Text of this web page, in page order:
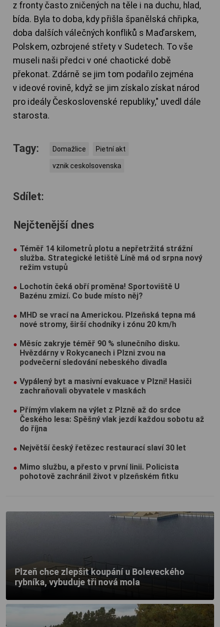
z fronty často zničených na těle i na duchu, hlad,
bída. Byla to doba, kdy přišla španělská chřipka,
doba dalších válečných konfliků s Maďarskem,
Polskem, ozbrojené střety v Sudetech. To vše
museli naši předci v oné chaotické době
překonat. Zdárně se jim tom podařilo zejména
v ideové rovině, když se jim získalo získat národ
pro ideály Československé republiky," uvedl dále
starosta.
Tagy: Domažlice Pietní akt
vznik ceskolsovenska
Sdílet:
Nejčtenější dnes
Téměř 14 kilometrů plotu a nepřetržitá strážní
služba. Strategické letiště Líně má od srpna nový
režim vstupů
Lochotín čeká obří proměna! Sportoviště U
Bazénu zmizí. Co bude místo něj?
MHD se vrací na Americkou. Plzeňská tepna má
nové stromy, širší chodníky i zónu 20 km/h
Měsíc zakryje téměř 90 % slunečního disku.
Hvězdárny v Rokycanech i Plzni zvou na
podvečerní sledování nebeského divadla
Vypálený byt a masivní evakuace v Plzni! Hasiči
zachraňovali obyvatele v maskách
Přímým vlakem na výlet z Plzně až do srdce
Českého lesa: Spěšný vlak jezdí každou sobotu až
do října
Největší český řetězec restaurací slaví 30 let
Mimo službu, a přesto v první linii. Policista
pohotově zachránil život v plzeňském fitku
Plzeň chce zlepšit koupání u Boleveckého
rybníka, vybuduje tři nová mola